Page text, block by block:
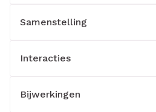
Samenstelling
Interacties
Bijwerkingen